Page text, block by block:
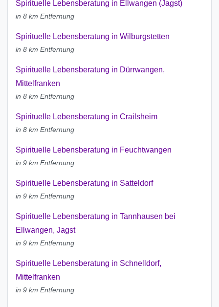
Spirituelle Lebensberatung in Ellwangen (Jagst)
in 8 km Entfernung
Spirituelle Lebensberatung in Wilburgstetten
in 8 km Entfernung
Spirituelle Lebensberatung in Dürrwangen,
Mittelfranken
in 8 km Entfernung
Spirituelle Lebensberatung in Crailsheim
in 8 km Entfernung
Spirituelle Lebensberatung in Feuchtwangen
in 9 km Entfernung
Spirituelle Lebensberatung in Satteldorf
in 9 km Entfernung
Spirituelle Lebensberatung in Tannhausen bei
Ellwangen, Jagst
in 9 km Entfernung
Spirituelle Lebensberatung in Schnelldorf,
Mittelfranken
in 9 km Entfernung